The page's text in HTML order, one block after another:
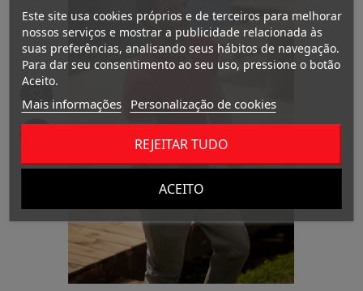
Este site usa cookies próprios e de terceiros para melhorar
nossos serviços e mostrar a publicidade relacionada às
suas preferências, analisando seus hábitos de navegação.
Para dar seu consentimento ao seu uso, pressione o botão
Aceito.
Mais informações Personalização de cookies
REJEITAR TUDO
ACEITO